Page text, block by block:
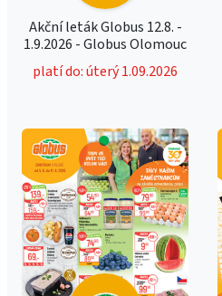
Akční leták Globus 12.8. -
1.9.2026 - Globus Olomouc
platí do: úterý 1.09.2026